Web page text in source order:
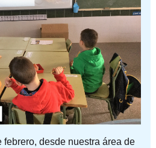
febrero, desde nuestra área de